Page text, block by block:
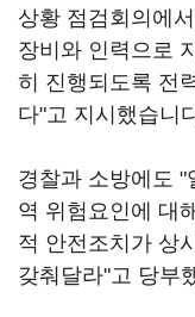
상황 점검회의에
장비와 인력으로
히 진행되도록 전
다"고 지시했습니
경찰과 소방에도 "
역 위험요인에 대
적 안전조치가 상
갖춰달라"고 당부